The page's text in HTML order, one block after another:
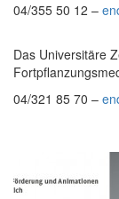
04/355 50 12 –
Das Universitäre
04/321 85 70 –